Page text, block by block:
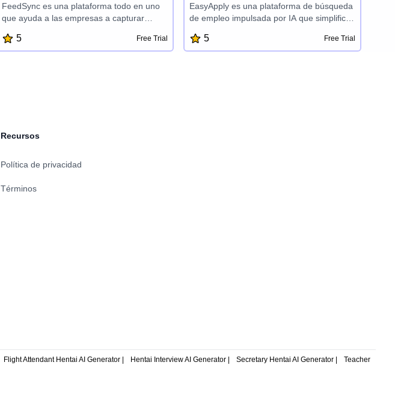
FeedSync es una plataforma todo en uno
que ayuda a las empresas a capturar
desbloquear valiosas ideas a través del
análisis de sentimiento y impulsar el
decisiones basadas en datos y mejorar las
5 Free Trial
EasyApply es una plataforma de búsqueda
de empleo impulsada por IA que simplifica
como la creación personalizada de
currículums, la generación de correos
5 Free Trial
Recursos
Política de privacidad
Términos
Flight Attendant Hentai AI Generator | Hentai Interview AI Generator | Secretary Hentai AI Generator |
Teacher